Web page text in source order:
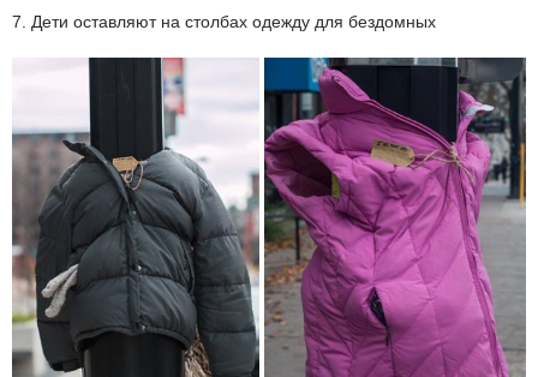
7. Дети оставляют на столбах одежду для бездомных